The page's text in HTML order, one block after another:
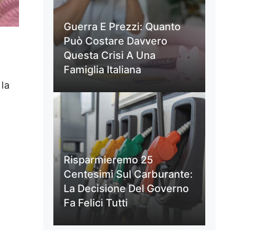
Guerra E Prezzi: Quanto
Può Costare Davvero
Questa Crisi A Una
Famiglia Italiana
Risparmieremo 25
Centesimi Sul Carburante:
La Decisione Del Governo
Fa Felici Tutti